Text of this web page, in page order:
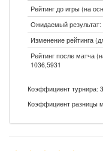
Рейтинг до игры (на
Ожидаемый результат:
Изменение рейтинга
Рейтинг после матча
1036,5931
Коэффициент турнира:
Коэффициент разницы